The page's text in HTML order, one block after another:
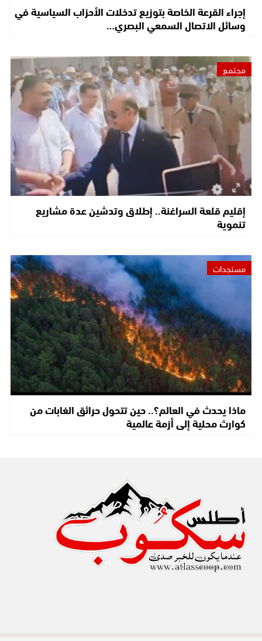
إجراء القرعة الخاصة بتوزيع تدخلات الأحزاب السياسية في
وسائل الاتصال السمعي البصري…
مجتمع
إقليم قلعة السراغنة.. إطلاق وتدشين عدة مشاريع
تنموية
مستجدات
ماذا يحدث في العالم؟.. حين تتحول حرائق الغابات من
كوارث محلية إلى أزمة عالمية